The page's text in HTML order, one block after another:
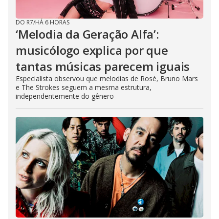
DO R7/HÁ 6 HORAS
‘Melodia da Geração Alfa’:
musicólogo explica por que
tantas músicas parecem iguais
Especialista observou que melodias de Rosé, Bruno Mars
e The Strokes seguem a mesma estrutura,
independentemente do gênero